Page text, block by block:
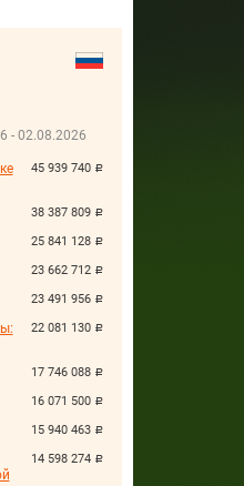
- 02.08.2026
45 939 740 руб.
38 387 809 руб.
25 841 128 руб.
23 662 712 руб.
23 491 956 руб.
22 081 130 руб.
17 746 088 руб.
16 071 500 руб.
15 940 463 руб.
14 598 274 руб.